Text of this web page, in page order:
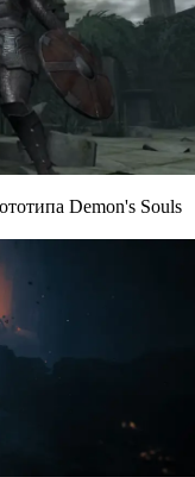
Demon's Souls